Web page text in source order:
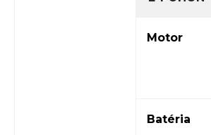
Motor
Batéria